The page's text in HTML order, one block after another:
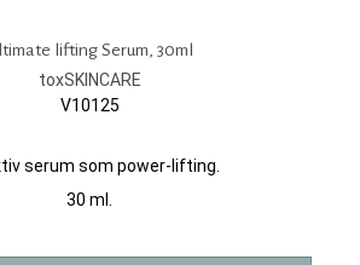
lifting Serum, 30ml
toxSKINCARE
V10125
serum som power-lifting.
30 ml.